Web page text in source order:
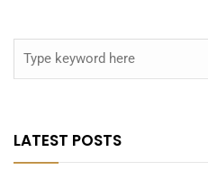
LATEST POSTS